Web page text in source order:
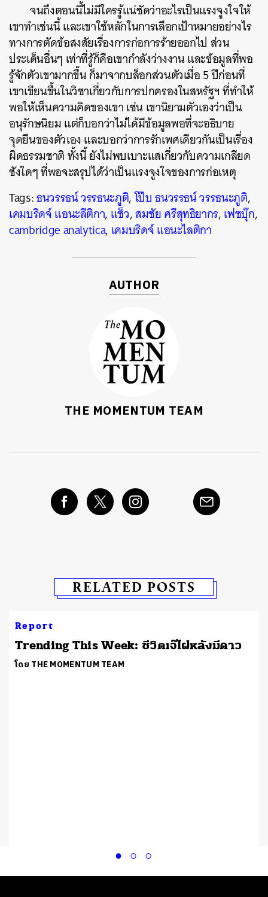
จนถึงตอนนี้ไม่มีใครรู้แน่ชัดว่าอะไรเป็นแรงจูงใจให้
เขาทำเช่นนี้ และเขาใช้หลักในการเลือกเป้าหมายอย่างไร
ทางการตัดข้อสงสัยเรื่องการก่อการร้ายออกไป ส่วน
ประเด็นอื่นๆ เท่าที่รู้ก็คือเขากำลังว่างงาน และข้อมูลที่พอ
รู้จักตัวเขามากขึ้น ก็มาจากบล็อกส่วนตัวเมื่อ 5 ปีก่อนที่
เขาเขียนขึ้นในวิชาเกี่ยวกับการปกครองในสหรัฐฯ ที่ทำให้
พอให้เห็นความคิดของเขา เช่น เขานิยามตัวเองว่าเป็น
อนุรักษนิยม แต่ก็บอกว่าไม่ได้มีข้อมูลพอที่จะอธิบาย
จุดยืนของตัวเอง และบอกว่าการรักเพศเดียวกันเป็นเรื่อง
ผิดธรรมชาติ ทั้งนี้ ยังไม่พบเบาะแสเกี่ยวกับความเกลียด
ชังใดๆ ที่พอจะสรุปได้ว่าเป็นแรงจูงใจของการก่อเหตุ
Tags:ธนวรรธน์ วรรธนะภูติ,โป๊บ ธนวรรธน์ วรรธนะภูติ,
เคมบริดจ์ แอนะลีติกา, แซ็ว,สมชัย ศรีสุทธิยากร,เฟซบุ๊ก,
cambridge analytica, เคมบริดจ์ แอนะไลติกา
AUTHOR
THE MOMENTUM TEAM
RELATED POSTS
Report
Trending This Week: ชีวิตเจ๊ไฝหลังมีดาว
โดย THE MOMENTUM TEAM